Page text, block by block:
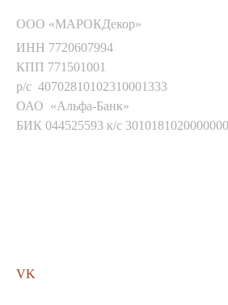
ООО «МАРОКДекор»
ИНН 7720607994
КПП 771501001
р/с 40702810102310001333
ОАО «Альфа-Банк»
БИК 044525593 к/с
VK